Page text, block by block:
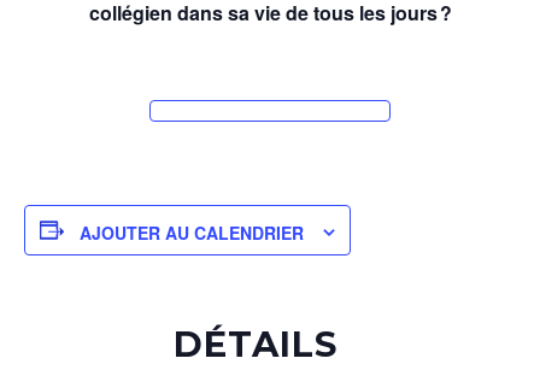
collégien dans sa vie de tous les jours ?
AJOUTER AU CALENDRIER
DÉTAILS